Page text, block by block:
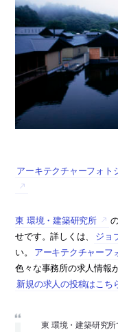
アーキテクチャーフォト
東 環境・建築研究所
せです。詳しくは、
ジョ
い。
アーキテクチャーフ
色々な事務所の求人情報
新規の求人の投稿はこち
東 環境・建築研究所